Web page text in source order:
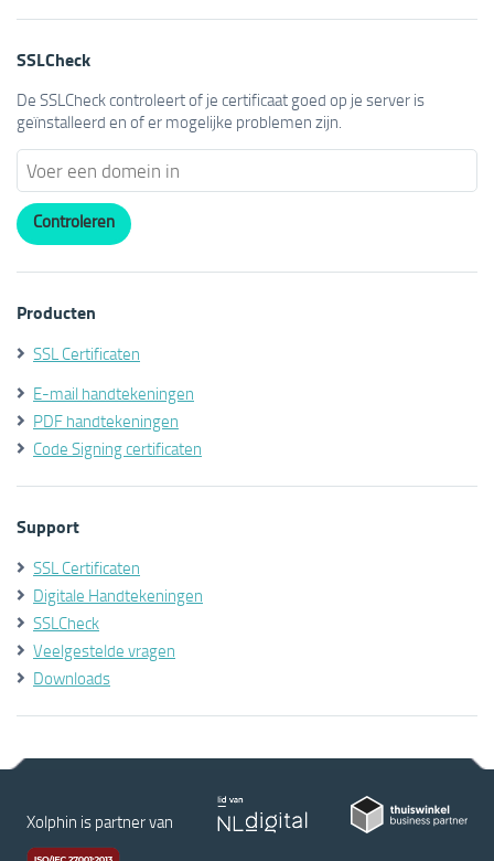
SSLCheck
De SSLCheck controleert of je certificaat goed op je server is
geïnstalleerd en of er mogelijke problemen zijn.
Producten
SSL Certificaten
E-mail handtekeningen
PDF handtekeningen
Code Signing certificaten
Support
SSL Certificaten
Digitale Handtekeningen
SSLCheck
Veelgestelde vragen
Downloads
Xolphin is partner van